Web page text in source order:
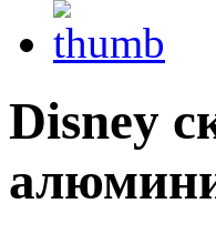
Disney